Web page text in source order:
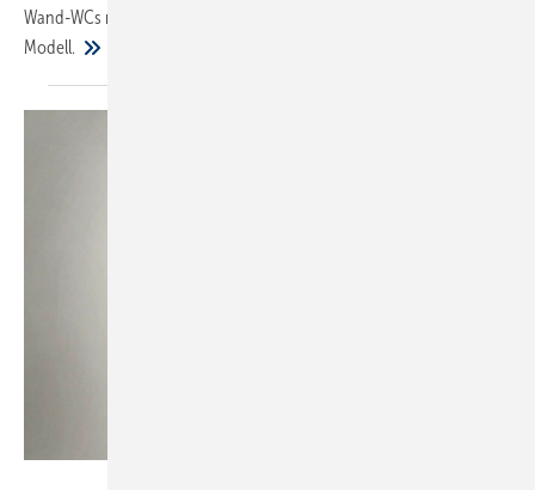
Wand-WCs nicht durchgängig und variieren teilweise von Modell zu
Modell.